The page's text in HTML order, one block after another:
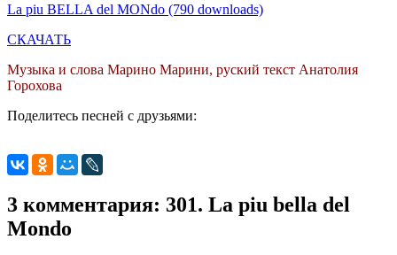
La piu BELLA del MONdo (790 downloads)
СКАЧАТЬ
Музыка и слова Марино Марини, руский текст Анатолия
Горохова
Поделитесь песней с друзьями:
3 комментария: 301. La piu bella del
Mondo